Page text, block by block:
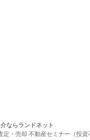
ならランドネット
定・売却 不動産セミナー（投資